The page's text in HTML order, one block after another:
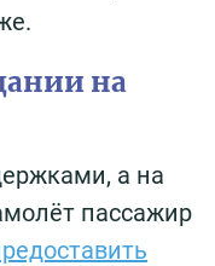
на
а на
пассажир